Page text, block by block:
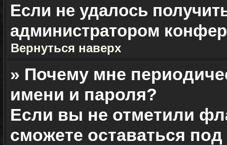
Если не удалось
администратором
Вернуться наверх
» Почему мне
имени и пароля?
Если вы не отметили
сможете оставаться